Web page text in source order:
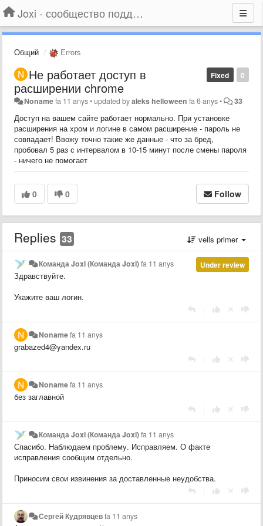
Joxi - сообщество поддержки
Общий Errors
0
Fixed
Не работает доступ в
расширении chrome
Nonamefa 11 anys•updated byaleks helloween fa 6 anys• 33
Доступ на вашем сайте работает нормально. При установке
расширения на хром и логине в самом расширение - пароль не
совпадает! Ввожу точно такие же данные - что за бред,
пробовал 5 раз с интервалом в 10-15 минут после смены пароля
- ничего не помогает
0 0 Follow
Replies 33 vells primer
Under review
Команда Joxi (Команда Joxi)fa 11 anys
Здравствуйте.
Укажите ваш логин.
Nonamefa 11 anys
grabazed4@yandex.ru
Nonamefa 11 anys
без заглавной
Команда Joxi (Команда Joxi)fa 11 anys
Спасибо. Наблюдаем проблему. Исправляем. О факте
исправления сообщим отдельно.
Приносим свои извинения за доставленные неудобства.
Сергей Кудрявцевfa 11 anys